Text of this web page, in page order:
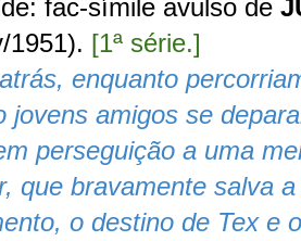
fac-símile avulso de
1951). [1ª série.]
enquanto
jovens amigos se
perseguição a uma
que bravamente salva
o destino de Tex e